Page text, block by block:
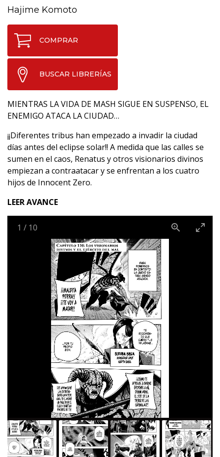
Hajime Komoto
COMPRAR
BUSCAR LIBRERÍAS
MIENTRAS LA VIDA DE MASH SIGUE EN SUSPENSO, EL
ENEMIGO ATACA LA CIUDAD…
¡¡Diferentes tribus han empezado a invadir la ciudad
días antes del eclipse solar!! A medida que las calles se
sumen en el caos, Renatus y otros visionarios divinos
empiezan a contraatacar y se enfrentan a los cuatro
hijos de Innocent Zero.
LEER AVANCE
1 / 10